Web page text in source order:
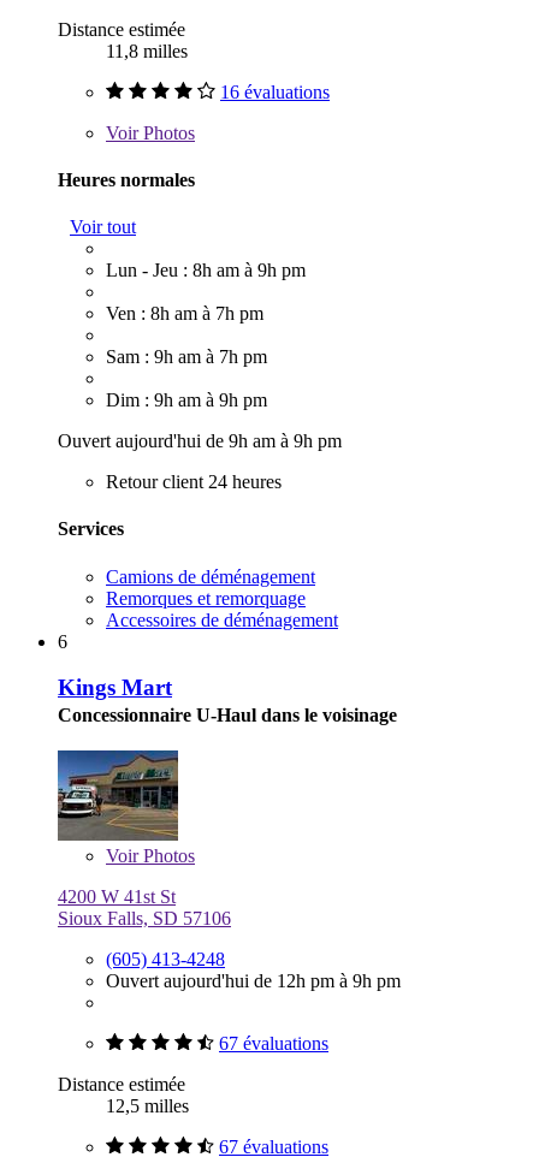
Distance estimée
11,8 milles
16 évaluations
VoirPhotos
Heures normales
Voir tout
Lun - Jeu : 8h am à 9h pm
Ven : 8h am à 7h pm
Sam : 9h am à 7h pm
Dim : 9h am à 9h pm
Ouvert aujourd'hui de 9h am à 9h pm
Retour client 24 heures
Services
Camions de déménagement
Remorques et remorquage
Accessoires de déménagement
6
Kings Mart
Concessionnaire U-Haul dans le voisinage
VoirPhotos
4200 W 41st St
Sioux Falls, SD 57106
(605) 413-4248
Ouvert aujourd'hui de 12h pm à 9h pm
67 évaluations
Distance estimée
12,5 milles
67 évaluations